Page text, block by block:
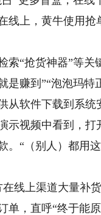
线上，黄牛使用
“抢货神器”等关
是赚到”“泡泡玛
从软件下载到系统
视频中看到，打
。“（别人）都用
上渠道大量补货
单，直呼“终于能